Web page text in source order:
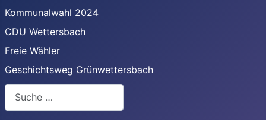
Kommunalwahl 2024
CDU Wettersbach
Freie Wähler
Geschichtsweg Grünwettersbach
Suchen